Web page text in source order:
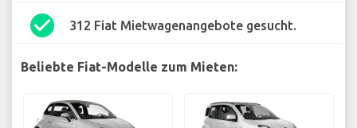
check_circle 312 Fiat Mietwagenangebote gesucht.
Beliebte Fiat-Modelle zum Mieten: